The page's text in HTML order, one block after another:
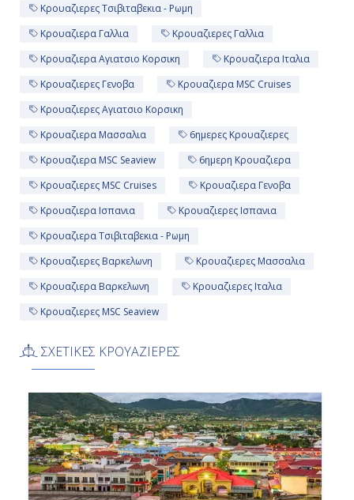
Κρουαζιερες Τσιβιταβεκια - Ρωμη
Κρουαζιερα Γαλλια
Κρουαζιερες Γαλλια
Κρουαζιερα Αγιατσιο Κορσικη
Κρουαζιερα Ιταλια
Κρουαζιερες Γενοβα
Κρουαζιερα MSC Cruises
Κρουαζιερες Αγιατσιο Κορσικη
Κρουαζιερα Μασσαλια
6ημερες Κρουαζιερες
Κρουαζιερα MSC Seaview
6ημερη Κρουαζιερα
Κρουαζιερες MSC Cruises
Κρουαζιερα Γενοβα
Κρουαζιερα Ισπανια
Κρουαζιερες Ισπανια
Κρουαζιερα Τσιβιταβεκια - Ρωμη
Κρουαζιερες Βαρκελωνη
Κρουαζιερες Μασσαλια
Κρουαζιερα Βαρκελωνη
Κρουαζιερες Ιταλια
Κρουαζιερες MSC Seaview
ΣΧΕΤΙΚΕΣ ΚΡΟΥΑΖΙΕΡΕΣ